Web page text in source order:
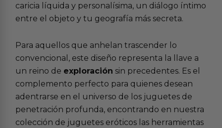
caricia líquida y personalísima, un diálogo íntimo
entre el objeto y tu geografía más secreta.
Para aquellos que anhelan trascender lo
convencional, este diseño representa la llave a
un reino de exploración sin precedentes. Es el
complemento perfecto para quienes desean
adentrarse en el universo de los juguetes de
penetración profunda, encontrando en nuestra
colección de juguetes eróticos las herramientas